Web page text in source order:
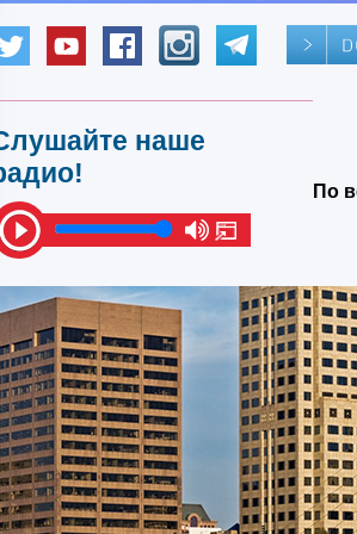
наше
По